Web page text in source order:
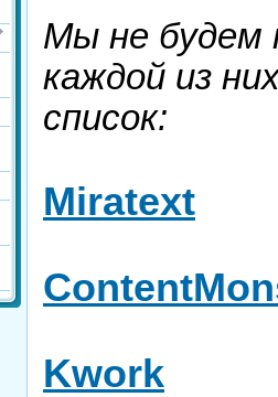
Мы не будем
каждой из
список:
Miratext
Kwork